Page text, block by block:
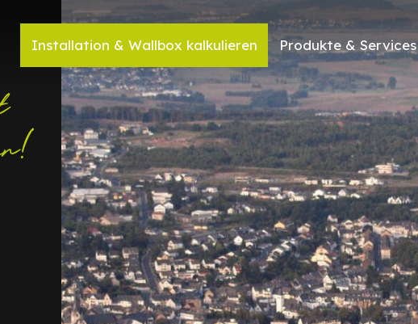
Installation & Wallbox kalkulieren Produkte & Services